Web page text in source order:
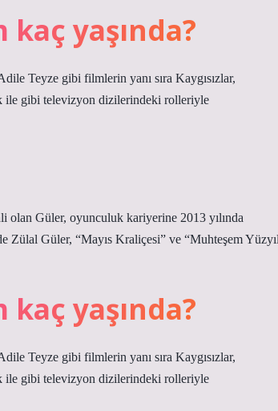
kaç yaşında?
Teyze gibi filmlerin yanı sıra Kaygısızlar,
ile gibi televizyon dizilerindeki rolleriyle
olan Güler, oyunculuk kariyerine 2013 yılında
Zülal Güler, “Mayıs Kraliçesi” ve “Muhteşem
kaç yaşında?
Teyze gibi filmlerin yanı sıra Kaygısızlar,
ile gibi televizyon dizilerindeki rolleriyle